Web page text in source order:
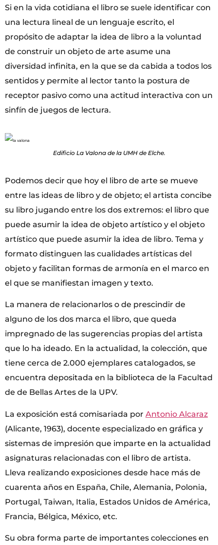
Si en la vida cotidiana el libro se suele identificar con
una lectura lineal de un lenguaje escrito, el
propósito de adaptar la idea de libro a la voluntad
de construir un objeto de arte asume una
diversidad infinita, en la que se da cabida a todos los
sentidos y permite al lector tanto la postura de
receptor pasivo como una actitud interactiva con un
sinfín de juegos de lectura.
Edificio La Valona de la UMH de Elche.
Podemos decir que hoy el libro de arte se mueve
entre las ideas de libro y de objeto; el artista concibe
su libro jugando entre los dos extremos: el libro que
puede asumir la idea de objeto artístico y el objeto
artístico que puede asumir la idea de libro. Tema y
formato distinguen las cualidades artísticas del
objeto y facilitan formas de armonía en el marco en
el que se manifiestan imagen y texto.
La manera de relacionarlos o de prescindir de
alguno de los dos marca el libro, que queda
impregnado de las sugerencias propias del artista
que lo ha ideado. En la actualidad, la colección, que
tiene cerca de 2.000 ejemplares catalogados, se
encuentra depositada en la biblioteca de la Facultad
de de Bellas Artes de la UPV.
La exposición está comisariada por Antonio Alcaraz
(Alicante, 1963), docente especializado en gráfica y
sistemas de impresión que imparte en la actualidad
asignaturas relacionadas con el libro de artista.
Lleva realizando exposiciones desde hace más de
cuarenta años en España, Chile, Alemania, Polonia,
Portugal, Taiwan, Italia, Estados Unidos de América,
Francia, Bélgica, México, etc.
Su obra forma parte de importantes colecciones en